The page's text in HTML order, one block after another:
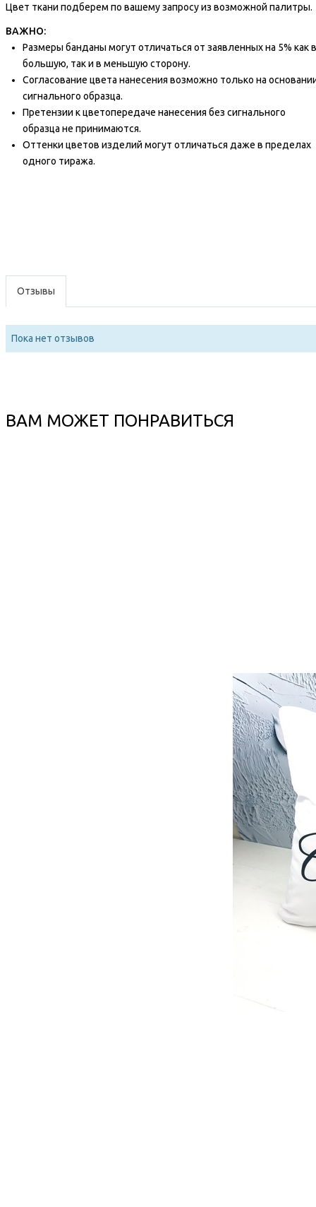
Цвет ткани подберем по вашему запросу из возможной палитры.
ВАЖНО:
Размеры банданы могут отличаться от заявленных на 5% как в
большую, так и в меньшую сторону.
Согласование цвета нанесения возможно только на
сигнального образца.
Претензии к цветопередаче нанесения без сигнального
образца не принимаются.
Оттенки цветов изделий могут отличаться даже в пределах
одного тиража.
Отзывы
Пока нет отзывов
ВАМ МОЖЕТ ПОНРАВИТЬСЯ